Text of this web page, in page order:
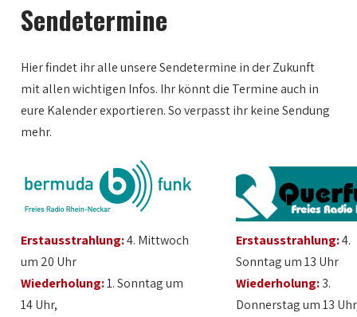
Sendetermine
Hier findet ihr alle unsere Sendetermine in der Zukunft
mit allen wichtigen Infos. Ihr könnt die Termine auch in
eure Kalender exportieren. So verpasst ihr keine Sendung
mehr.
Erstausstrahlung:4. Mittwoch
um 20 Uhr
Wiederholung:1. Sonntag um
14 Uhr,
Erstausstrahlung:4.
Sonntag um 13 Uhr
Wiederholung:3.
Donnerstag um 13